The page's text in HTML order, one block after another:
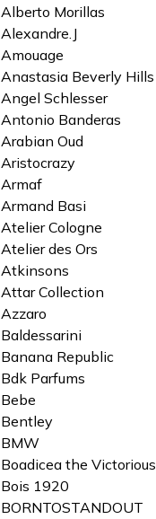
Alberto Morillas
Alexandre.J
Amouage
Anastasia Beverly Hills
Angel Schlesser
Antonio Banderas
Arabian Oud
Aristocrazy
Armaf
Armand Basi
Atelier Cologne
Atelier des Ors
Atkinsons
Attar Collection
Azzaro
Baldessarini
Banana Republic
Bdk Parfums
Bebe
Bentley
BMW
Boadicea the Victorious
Bois 1920
BORNTOSTANDOUT